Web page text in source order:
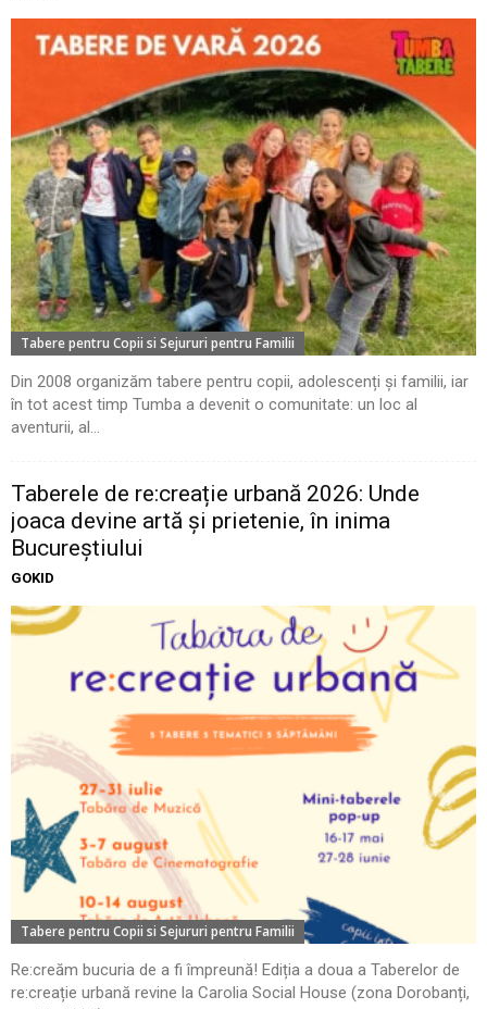
Tabere pentru Copii si Sejururi pentru Familii
Din 2008 organizăm tabere pentru copii, adolescenți și familii, iar
în tot acest timp Tumba a devenit o comunitate: un loc al
aventurii, al...
Taberele de re:creație urbană 2026: Unde
joaca devine artă și prietenie, în inima
Bucureștiului
GOKID
Tabere pentru Copii si Sejururi pentru Familii
Re:creăm bucuria de a fi împreună! Ediția a doua a Taberelor de
re:creație urbană revine la Carolia Social House (zona Dorobanți,